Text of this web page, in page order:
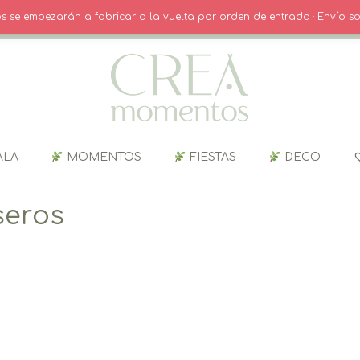
· INICIO SESIÓN / REGISTRO CARRITO
MOMENTOS FIESTAS DECO
empezarán a fabricar a la vuelta por orden de entrada · Envío